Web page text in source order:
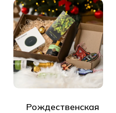
Рождественская